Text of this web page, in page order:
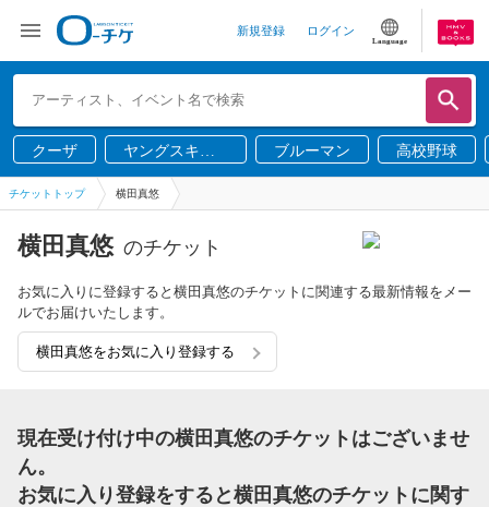
新規登録 ログイン
Language
クーザ
ヤングスキニ
ー
ブルーマン 高校野球
チケットトップ 横田真悠
横田真悠 のチケット
お気に入りに登録すると横田真悠のチケットに関連する最新情報をメー
ルでお届けいたします。
横田真悠をお気に入り登録する
現在受け付け中の横田真悠のチケットはございませ
ん。
お気に入り登録をすると横田真悠のチケットに関す